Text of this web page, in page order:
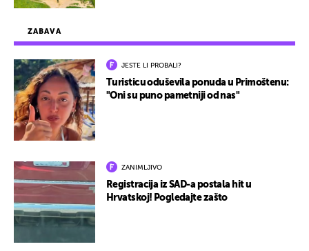
ZABAVA
JESTE LI PROBALI?
Turisticu oduševila ponuda u Primoštenu:
"Oni su puno pametniji od nas"
ZANIMLJIVO
Registracija iz SAD-a postala hit u
Hrvatskoj! Pogledajte zašto